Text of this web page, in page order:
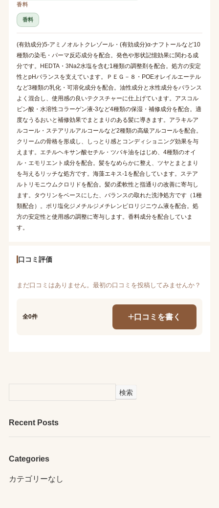
香料
香料
(有効成分)5-アミノオルトクレゾール・(有効成分)α-ナフトールなど10
種類の染毛・パーマ反応成分を配合。発色や形状記憶効果に関わる成
分です。HEDTA・3Na2水塩を含む1種類の調整剤を配合。処方の安定
性とpHバランスを支えています。ＰＥＧ－８・POEオレイルエーテル
など3種類の乳化・可溶化成分を配合。油性成分と水性成分をバランス
よく混合し、使用感の良いテクスチャーに仕上げています。アスコル
ビン酸・水溶性コラーゲン液-3など4種類の保湿・補修成分を配合。適
度なうるおいと補修効果でまとまりのある髪に導きます。アラキルア
ルコール・ステアリルアルコールなど2種類の高級アルコールを配合。
クリームの骨格を形成し、しっとり感とコンディショニング効果を与
えます。エチルヘキサン酸セチル・ツバキ油をはじめ、4種類のオイ
ル・エモリエント成分を配合。髪をなめらかに整え、ツヤとまとまり
を与えるリッチな処方です。海藻エキス-1を配合しています。ステア
ルトリモニウムクロリドを配合。髪の柔軟性と指通りの改善に寄与し
ます。タウリンをベースにした、バランスの取れた洗浄処方です（1種
類配合）。ポリ塩化ジメチルジメチレンピロリジニウム液を配合。処
方の安定性と使用感の調整に寄与します。香料成分を配合していま
す。
口コミ評価
まだ口コミはありません。最初の口コミを投稿してみませんか？
全0件 口コミを書く
検索
Recent Posts
Categories
カテゴリーなし